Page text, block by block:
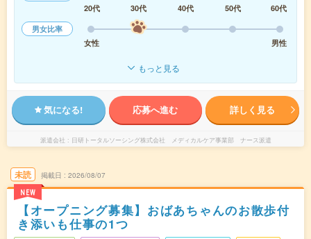
20代
30代 40代 50代
60代
男女比率
女性
男性
もっと見る
気になる! 応募へ進む 詳しく見る
派遣会社 日研トータルソーシング株式会社 メディカルケア事業部 ナース派遣
未読
NEW
掲載日 2026/08/07
【オープニング募集】おばあちゃんのお散歩付
き添いも仕事の1つ